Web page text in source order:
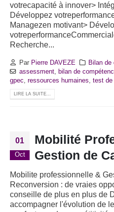
votrecapacité à innover>
Développez
Managezen motivant>
Recherche...
Par Pierre DAVEZE
Bilan de
assessment, bilan de
gpec, ressources humaines, test de
LIRE LA SUITE...
01
Oct
Mobilité
Gestion de
Mobilite professionnelle &
Reconversion : de vraies
conseille de plus en plus de
accompagner l'évolution de